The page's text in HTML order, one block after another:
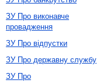
ЗУ Про виконавче
провадження
ЗУ Про відпустки
ЗУ Про державну службу
ЗУ Про